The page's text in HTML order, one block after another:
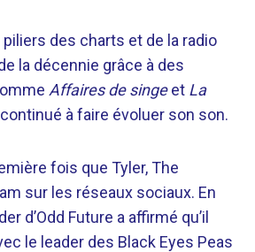
des charts et de la radio
la décennie grâce à des
Affaires de singeet La
à faire évoluer son son.
fois que Tyler, The
sur les réseaux sociaux. En
d’Odd Future a affirmé qu’il
le leader des Black Eyes Peas